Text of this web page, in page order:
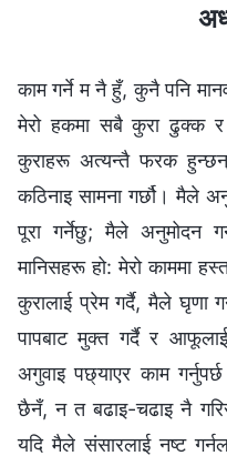
काम गर्ने म नै हुँ, कुनै पनि
मेरो हकमा सबै कुरा ढुक्‍क
कुराहरू अत्यन्तै फरक
कठिनाइ सामना गर्छौ। मैले
पूरा गर्नेछु; मैले अनुमोदन
मानिसहरू हो: मेरो काममा
कुरालाई प्रेम गर्दै, मैले घृणा
पापबाट मुक्त गर्दै र
अगुवाइ पछ्याएर काम
छैनँ, न त बढाइ-चढाइ नै
यदि मैले संसारलाई नष्ट